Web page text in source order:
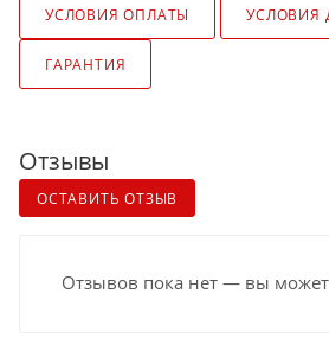
УСЛОВИЯ ОПЛАТЫ УСЛОВИЯ
ГАРАНТИЯ
Отзывы
ОСТАВИТЬ ОТЗЫВ
Отзывов пока нет — вы